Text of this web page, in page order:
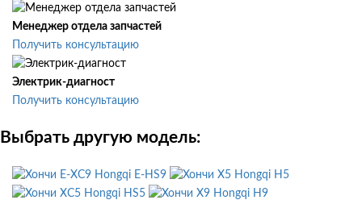
Менеджер отдела запчастей
Получить консультацию
Электрик-диагност
Получить консультацию
Выбрать другую модель:
Hongqi E-HS9
Hongqi H5
Hongqi HS5
Hongqi H9